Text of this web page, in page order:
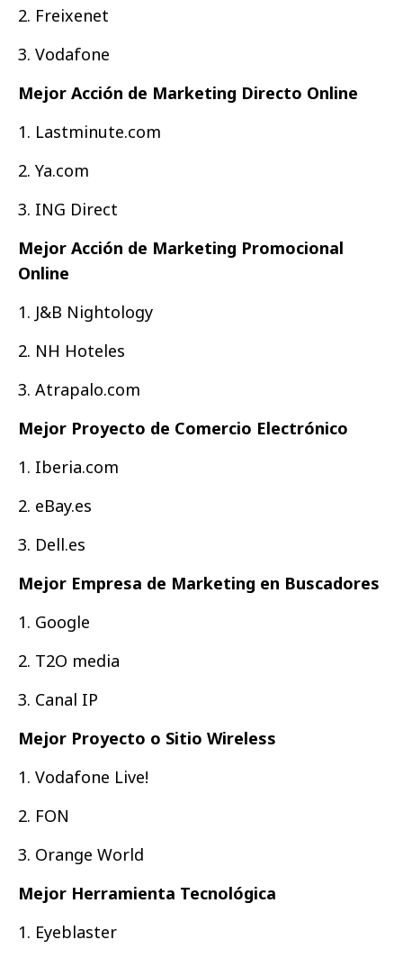
2. Freixenet
3. Vodafone
Mejor Acción de Marketing Directo Online
1. Lastminute.com
2. Ya.com
3. ING Direct
Mejor Acción de Marketing Promocional
Online
1. J&B Nightology
2. NH Hoteles
3. Atrapalo.com
Mejor Proyecto de Comercio Electrónico
1. Iberia.com
2. eBay.es
3. Dell.es
Mejor Empresa de Marketing en Buscadores
1. Google
2. T2O media
3. Canal IP
Mejor Proyecto o Sitio Wireless
1. Vodafone Live!
2. FON
3. Orange World
Mejor Herramienta Tecnológica
1. Eyeblaster